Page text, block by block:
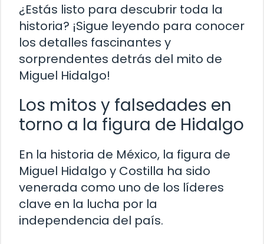
¿Estás listo para descubrir toda la
historia? ¡Sigue leyendo para conocer
los detalles fascinantes y
sorprendentes detrás del mito de
Miguel Hidalgo!
Los mitos y falsedades en
torno a la figura de Hidalgo
En la historia de México, la figura de
Miguel Hidalgo y Costilla ha sido
venerada como uno de los líderes
clave en la lucha por la
independencia del país.